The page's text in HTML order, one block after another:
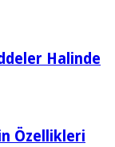
Halinde
Özellikleri